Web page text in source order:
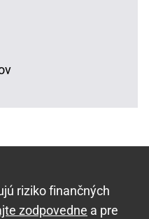
riziko finančných
zodpovedne a pre